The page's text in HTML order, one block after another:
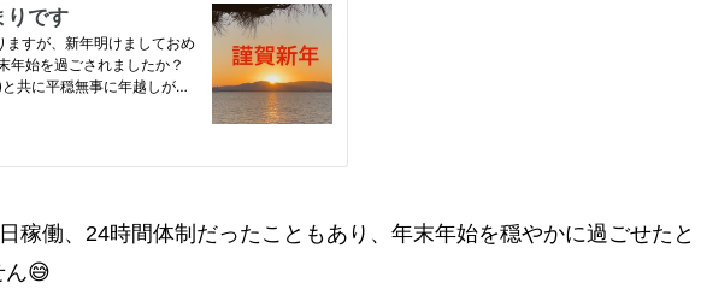
稼働、24時間体制だったこともあり、年末年始を穏やかに過ごせたと
ん😅